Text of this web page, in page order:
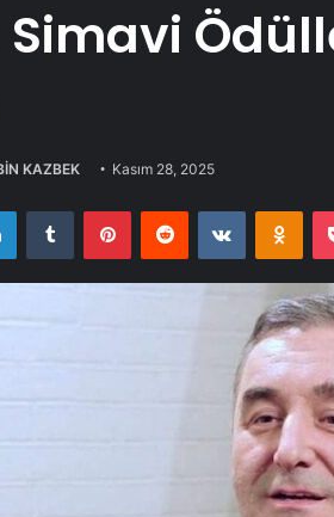
Simavi
KAZBEK Kasım 28, 2025
LinkedInTumblr PinterestReddit VKontakte